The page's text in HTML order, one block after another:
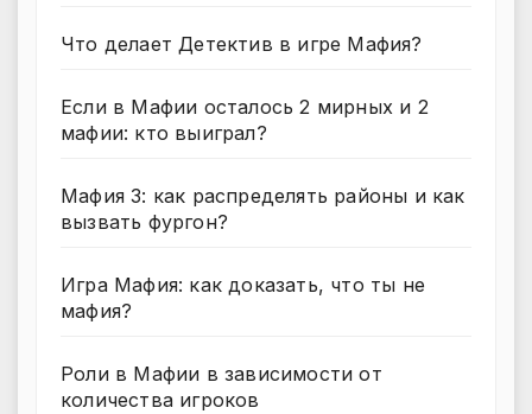
Что делает Детектив в игре Мафия?
Если в Мафии осталось 2 мирных и 2
мафии: кто выиграл?
Мафия 3: как распределять районы и как
вызвать фургон?
Игра Мафия: как доказать, что ты не
мафия?
Роли в Мафии в зависимости от
количества игроков